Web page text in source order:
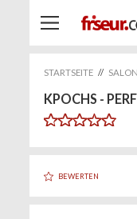
STARTSEITE //
KPOCHS -
BEWERTEN